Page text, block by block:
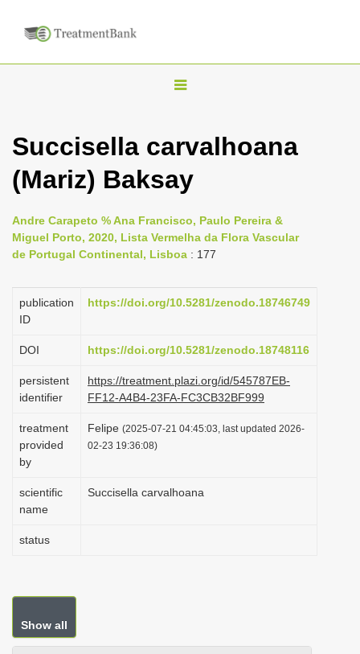
T
g
l
e
n
a
i
g
t
i
o
n
Succisella carvalhoana
(Mariz) Baksay
Andre Carapeto % Ana Francisco, Paulo Pereira &
Miguel Porto, 2020, Lista Vermelha da Flora Vascular
de Portugal Continental, Lisboa : 177
publication
ID
https://doi.org/10.5281/zenodo.18746749
DOI https://doi.org/10.5281/zenodo.18748116
persistent
identifier
https://treatment.plazi.org/id/545787EB-
FF12-A4B4-23FA-FC3CB32BF999
treatment
provided
by
Felipe (2025-07-21 04:45:03, last updated 2026-
02-23 19:36:08)
scientific
name
Succisella carvalhoana
status
Show all